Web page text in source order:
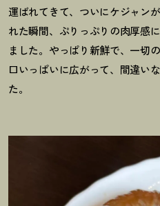
運ばれてきて、ついにケジャン
れた瞬間、ぷりっぷりの肉厚感
ました。やっぱり新鮮で、一切
口いっぱいに広がって、間違い
た。